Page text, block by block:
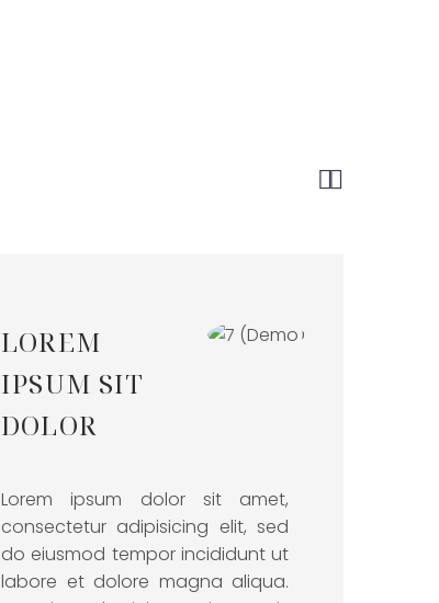

LOREM
IPSUM SIT
DOLOR
Lorem ipsum dolor sit amet,
consectetur adipisicing elit, sed
do eiusmod tempor incididunt ut
labore et dolore magna aliqua.